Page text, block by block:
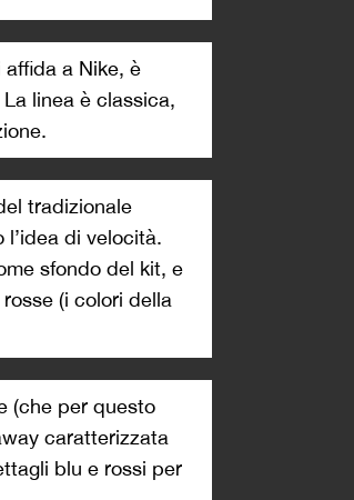
a Nike, è
linea è classica,
tradizionale
di velocità.
sfondo del kit, e
(i colori della
(che per questo
caratterizzata
blu e rossi per